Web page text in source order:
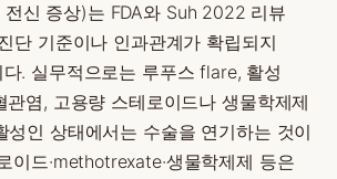
전신 증상)는 FDA와 Suh 2022 리뷰
단 기준이나 인과관계가 확립되지
. 실무적으로는 루푸스 flare, 활성
관염, 고용량 스테로이드나 생물학제제
성인 상태에서는 수술을 연기하는 것이
이드·methotrexate·생물학제제 등은